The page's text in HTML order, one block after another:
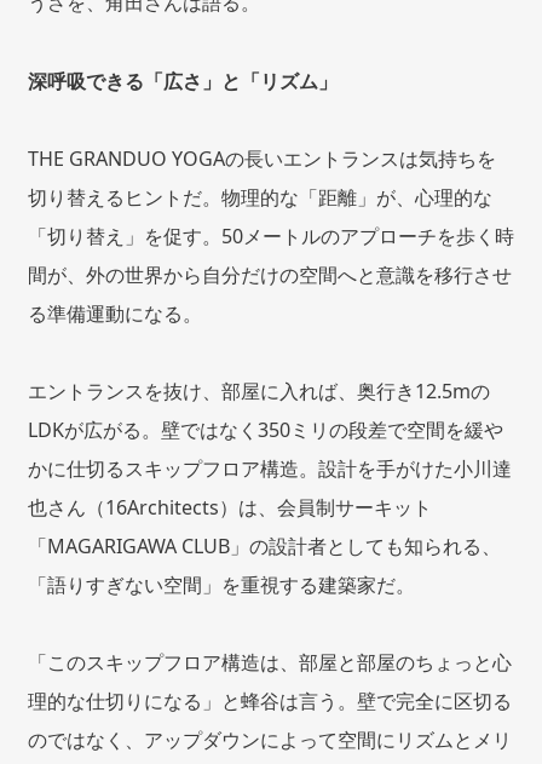
深呼吸できる「広さ」と「リズム」
THE GRANDUO YOGAの長いエントランスは気持ちを
切り替えるヒントだ。物理的な「距離」が、心理的な
「切り替え」を促す。50メートルのアプローチを歩く時
間が、外の世界から自分だけの空間へと意識を移行させ
る準備運動になる。
エントランスを抜け、部屋に入れば、奥行き12.5mの
LDKが広がる。壁ではなく350ミリの段差で空間を緩や
かに仕切るスキップフロア構造。設計を手がけた小川達
也さん（16Architects）は、会員制サーキット
「MAGARIGAWA CLUB」の設計者としても知られる、
「語りすぎない空間」を重視する建築家だ。
「このスキップフロア構造は、部屋と部屋のちょっと心
理的な仕切りになる」と蜂谷は言う。壁で完全に区切る
のではなく、アップダウンによって空間にリズムとメリ